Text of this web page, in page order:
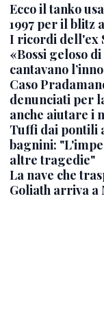
Ecco il tanko
1997 per il blitz
I ricordi dell'ex
«Bossi geloso
cantavano
Caso
denunciati per
anche aiutare i
Tuffi dai pontili
bagnini:
altre tragedie"
La nave che
Goliath arriva a